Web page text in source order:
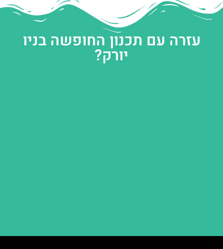
עזרה עם תכנון החופשה בניו
יורק?